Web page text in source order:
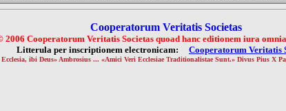
Cooperatorum Veritatis Societas
2006 Cooperatorum Veritatis Societas quoad hanc editionem iura
Litterula per inscriptionem electronicam: Cooperatorum Veritatis
ibi Deus» Ambrosius ... «Amici Veri Ecclesiae Traditionalistae Sunt.» Divus Pius X